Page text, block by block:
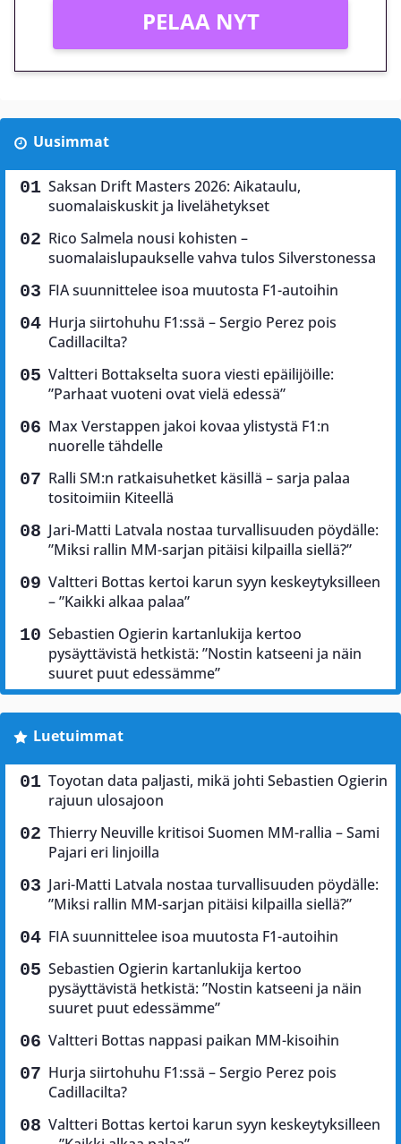
PELAA NYT
Uusimmat
Saksan Drift Masters 2026: Aikataulu,
suomalaiskuskit ja livelähetykset
Rico Salmela nousi kohisten –
suomalaislupaukselle vahva tulos Silverstonessa
FIA suunnittelee isoa muutosta F1-autoihin
Hurja siirtohuhu F1:ssä – Sergio Perez pois
Cadillacilta?
Valtteri Bottakselta suora viesti epäilijöille:
”Parhaat vuoteni ovat vielä edessä”
Max Verstappen jakoi kovaa ylistystä F1:n
nuorelle tähdelle
Ralli SM:n ratkaisuhetket käsillä – sarja palaa
tositoimiin Kiteellä
Jari-Matti Latvala nostaa turvallisuuden pöydälle:
”Miksi rallin MM-sarjan pitäisi kilpailla siellä?”
Valtteri Bottas kertoi karun syyn keskeytyksilleen
– ”Kaikki alkaa palaa”
Sebastien Ogierin kartanlukija kertoo
pysäyttävistä hetkistä: ”Nostin katseeni ja näin
suuret puut edessämme”
Luetuimmat
Toyotan data paljasti, mikä johti Sebastien Ogierin
rajuun ulosajoon
Thierry Neuville kritisoi Suomen MM-rallia – Sami
Pajari eri linjoilla
Jari-Matti Latvala nostaa turvallisuuden pöydälle:
”Miksi rallin MM-sarjan pitäisi kilpailla siellä?”
FIA suunnittelee isoa muutosta F1-autoihin
Sebastien Ogierin kartanlukija kertoo
pysäyttävistä hetkistä: ”Nostin katseeni ja näin
suuret puut edessämme”
Valtteri Bottas nappasi paikan MM-kisoihin
Hurja siirtohuhu F1:ssä – Sergio Perez pois
Cadillacilta?
Valtteri Bottas kertoi karun syyn keskeytyksilleen